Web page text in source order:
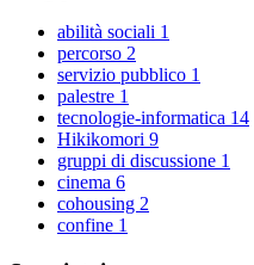
abilità sociali 1
percorso 2
servizio pubblico 1
palestre 1
tecnologie-informatica 14
Hikikomori 9
gruppi di discussione 1
cinema 6
cohousing 2
confine 1